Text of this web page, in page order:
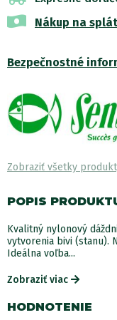
Nákup na
Bezpečnostné
Zobraziť všetky
POPIS
Kvalitný nylonový
vytvorenia bivi (stanu).
Ideálna voľba...
Zobraziť viac
HODNOTENIE